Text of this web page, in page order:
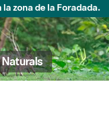
zona de la Foradada.